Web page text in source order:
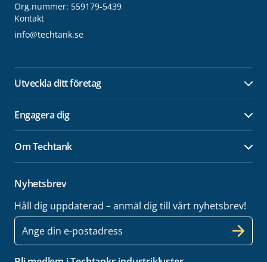
Org.nummer: 559179-5439
Kontakt
info@techtank.se
Utveckla ditt företag
Engagera dig
Om Techtank
Nyhetsbrev
Håll dig uppdaterad – anmäl dig till vårt nyhetsbrev!
E-
post